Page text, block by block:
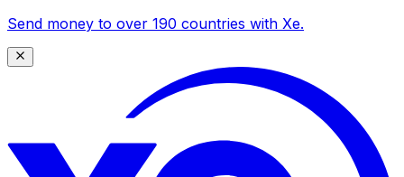
Send money to over 190 countries with Xe.